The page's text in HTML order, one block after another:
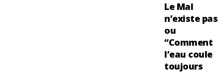
Le Mal
n’existe pas
ou
“Comment
l’eau coule
toujours